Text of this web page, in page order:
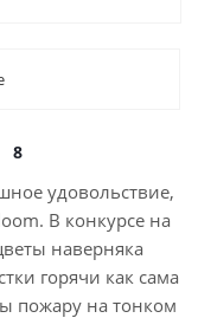
8
удовольствие,
В конкурсе на
наверняка
горячи как сама
пожару на тонком